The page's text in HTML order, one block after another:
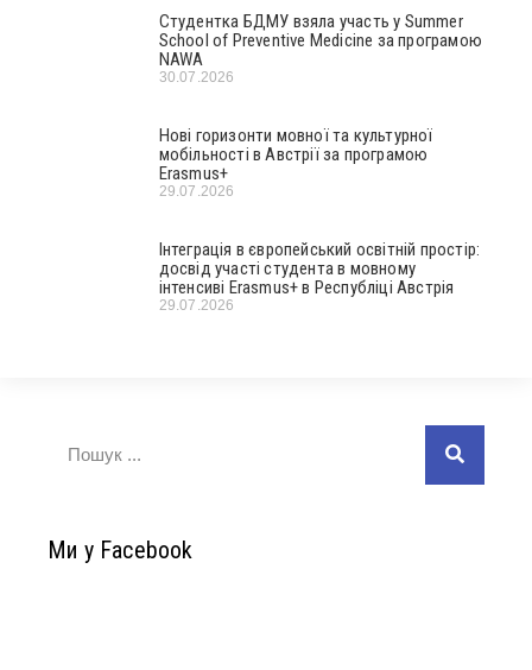
Студентка БДМУ взяла участь у Summer
School of Preventive Medicine за програмою
NAWA
30.07.2026
Нові горизонти мовної та культурної
мобільності в Австрії за програмою
Erasmus+
29.07.2026
Інтеграція в європейський освітній простір:
досвід участі студента в мовному
інтенсиві Erasmus+ в Республіці Австрія
29.07.2026
Ми у Facebook